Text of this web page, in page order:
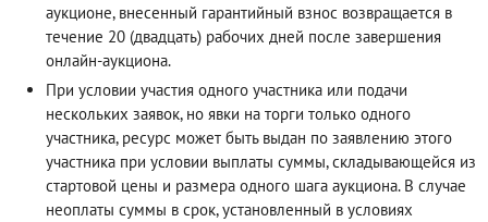
аукционе, внесенный гарантийный взнос возвращается в
течение 20 (двадцать) рабочих дней после завершения
онлайн-аукциона.
При условии участия одного участника или подачи
нескольких заявок, но явки на торги только одного
участника, ресурс может быть выдан по заявлению этого
участника при условии выплаты суммы, складывающейся из
стартовой цены и размера одного шага аукциона. В случае
неоплаты суммы в срок, установленный в условиях